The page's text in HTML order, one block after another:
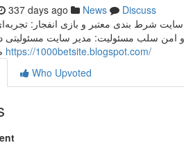
337 days ago News
Discuss
شرط بندی معتبر و بازی انفجار: تجربه‌ای
امن سلب مسئولیت: مدیر سایت مسئولیتی
https://1000betsite.blogspot.com/
Who Upvoted